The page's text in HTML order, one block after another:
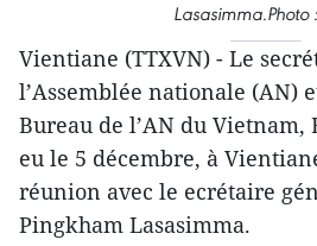
Lasasimma.Photo
Vientiane (TTXVN) - Le
l’Assemblée nationale (AN)
Bureau de l’AN du Vietnam,
eu le 5 décembre, à
réunion avec le ecrétaire
Pingkham Lasasimma.